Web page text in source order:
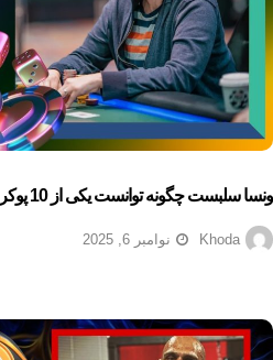
ونسا سلبست چگونه توانست یکی از 10 پوکر باز برتر جهان شود؟
Khoda نوامبر 6, 2025